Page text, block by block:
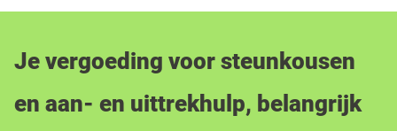
Je vergoeding voor steunkousen
en aan- en uittrekhulp, belangrijk